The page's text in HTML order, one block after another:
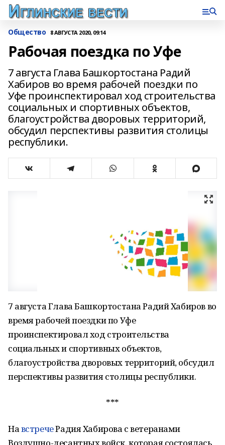
Общество 8 АВГУСТА 2020, 09:14
Рабочая поездка по Уфе
7 августа Глава Башкортостана Радий
Хабиров во время рабочей поездки по
Уфе проинспектировал ход строительства
социальных и спортивных объектов,
благоустройства дворовых территорий,
обсудил перспективы развития столицы
республики.
7 августа Глава Башкортостана Радий Хабиров во
время рабочей поездки по Уфе
проинспектировал ход строительства
социальных и спортивных объектов,
благоустройства дворовых территорий, обсудил
перспективы развития столицы республики.
***
НавстречеРадия Хабирова с ветеранами